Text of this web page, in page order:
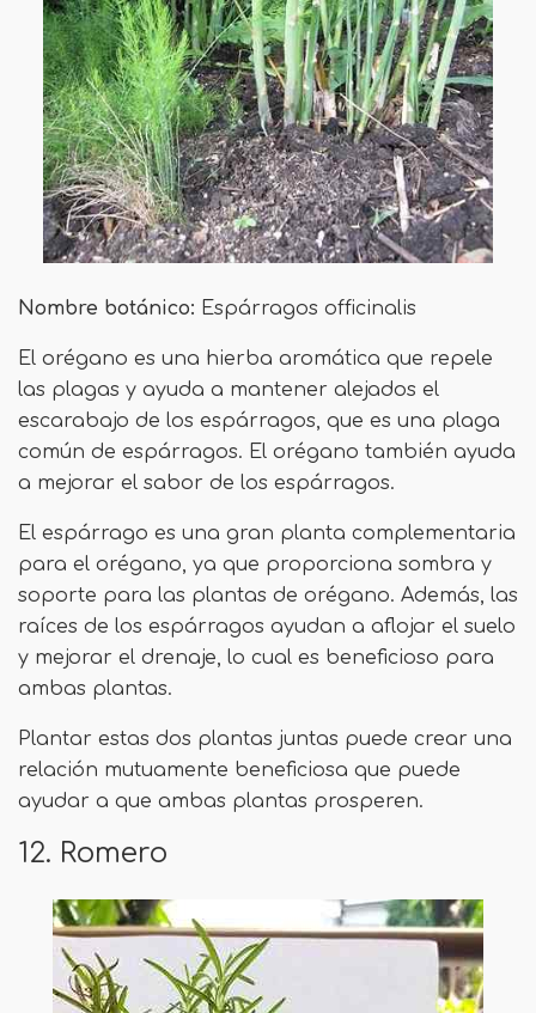
Nombre botánico: Espárragos officinalis
El orégano es una hierba aromática que repele
las plagas y ayuda a mantener alejados el
escarabajo de los espárragos, que es una plaga
común de espárragos. El orégano también ayuda
a mejorar el sabor de los espárragos.
El espárrago es una gran planta complementaria
para el orégano, ya que proporciona sombra y
soporte para las plantas de orégano. Además, las
raíces de los espárragos ayudan a aflojar el suelo
y mejorar el drenaje, lo cual es beneficioso para
ambas plantas.
Plantar estas dos plantas juntas puede crear una
relación mutuamente beneficiosa que puede
ayudar a que ambas plantas prosperen.
12. Romero